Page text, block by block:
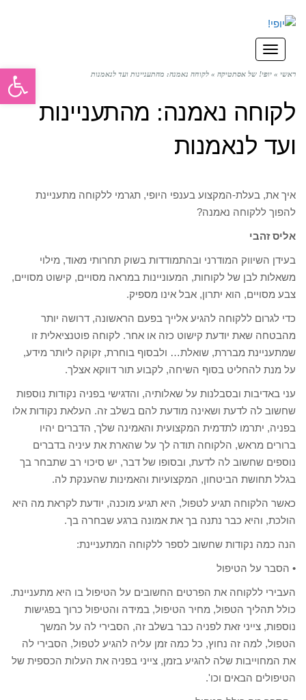
תפריט
ראשי » יופי! של אסתטיקה » לקוחה נאמנה: מהתעניינות ועד לנאמנות
לקוחה נאמנה: מהתעניינות
ועד לנאמנות
איך את, בעלת-המקצוע בענפי היופי, תגרמי ללקוחה מתעניינת
להפוך ללקוחה נאמנה?
אליס זהבי
בעידן השיווק המודרני ובהתמודדות בשוק תחרותי מאוד, מילוי
משאלות לבן של לקוחות, המעוניינות במראה מסויים, קישוט מסויים,
צבע מסויים, הוא יתרון, אבל אינו מספיק.
כדי לגרום ללקוחה להגיע אלייך בפעם הראשונה, דרושה יותר
מהבטחה שאת יודעת קישוט כזה או אחר. לקוחה פוטנציאלית זו
שמתעניינת מבררת, שואלת… ולבסוף בוחרת, זקוקה ליותר מידע,
על מנת להחליט בסוף השיחה, לקבוע תור דווקא אצלך.
עני באדיבות ובסבלנות על שאלותיה, והדגישי בפניה נקודות נוספות
שחשוב לה לדעת ושאינה מודעת להם בשלב זה. העלאת נקודות אלו
בפניה, יתרמו לתדמית המקצועית והאמינה שלך, הדברים יהיו
ברורים מראש, הלקוחה תודה לך על שהארת את עיניה בדברים
נוספים שחשוב לה לדעת, ובסופו של דבר, יש סיכוי רב שתבחר בך
בגלל תחושת הביטחון, המקצועיות והאמינות שהענקת לה.
כאשר הלקוחה תגיע לטפול, היא תגיע מוכנה, יודעת לקראת מה היא
הולכת, והיא כבר נתנה בך את אמונה ברגע שבחרה בך.
הנה כמה נקודות שחשוב לספר ללקוחה המתעניינת:
• הסבר על הטיפול
העבירי ללקוחה את הפרטים החשובים על הטיפול בו היא מתעניינת.
כולל תהליך הטפול, מחיר הטיפול, במידה והטיפול כרוך בפגישות
נוספות, צייני זאת לפניה כבר בשלב זה, הסבירי לה על המשך
הטפול, למה זה נחוץ, כל כמה זמן עליה להגיע לטפול, הסבירי לה
את המחוייבות שלה להגיע בזמן, צייני בפניה את העלות הכספית של
הטיפולים הבאים וכו'.
פתח